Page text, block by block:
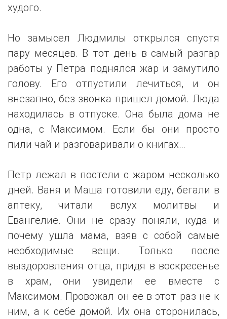
худого.
Но замысел Людмилы открылся спустя
пару месяцев. В тот день в самый разгар
работы у Петра поднялся жар и замутило
голову. Его отпустили лечиться, и он
внезапно, без звонка пришел домой. Люда
находилась в отпуске. Она была дома не
одна, с Максимом. Если бы они просто
пили чай и разговаривали о книгах…
Петр лежал в постели с жаром несколько
дней. Ваня и Маша готовили еду, бегали в
аптеку, читали вслух молитвы и
Евангелие. Они не сразу поняли, куда и
почему ушла мама, взяв с собой самые
необходимые вещи. Только после
выздоровления отца, придя в воскресенье
в храм, они увидели ее вместе с
Максимом. Провожал он ее в этот раз не к
ним, а к себе домой. Их она сторонилась,